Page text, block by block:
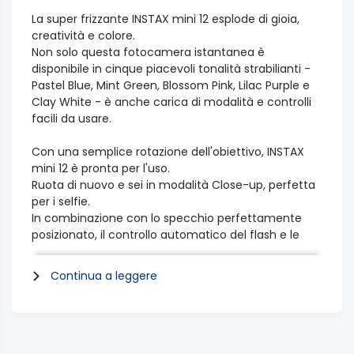
La super frizzante INSTAX mini 12 esplode di gioia,
creatività e colore.
Non solo questa fotocamera istantanea è
disponibile in cinque piacevoli tonalità strabilianti -
Pastel Blue, Mint Green, Blossom Pink, Lilac Purple e
Clay White - è anche carica di modalità e controlli
facili da usare.
Con una semplice rotazione dell'obiettivo, INSTAX
mini 12 è pronta per l'uso.
Ruota di nuovo e sei in modalità Close-up, perfetta
per i selfie.
In combinazione con lo specchio perfettamente
posizionato, il controllo automatico del flash e le
allegre mini stampe, è uno straordinaria macchina
da selfie che cattura ogni momento.
Continua a leggere